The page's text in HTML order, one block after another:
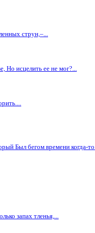
струн,–...
Но исцелить ее не мог?...
Был бегом времени когда-
запах тленья,...